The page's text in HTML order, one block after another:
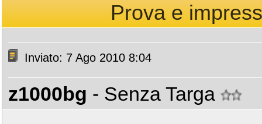
Prova e
Inviato: 7 Ago 2010 8:04
z1000bg - Senza Targa